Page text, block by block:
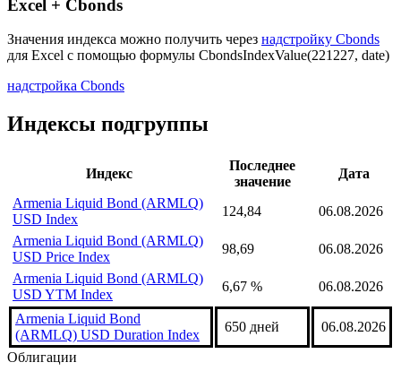
Методика расчета
Методика расчета
Excel + Cbonds
для Excel с помощью формулы
Индексы подгруппы
Индекс
значение
Armenia Liquid Bond (ARMLQ)
USD Index
Armenia Liquid Bond (ARMLQ)
USD Price Index
98,69
06.08.2026
Armenia Liquid Bond (ARMLQ)
USD YTM Index
6,67 % 06.08.2026